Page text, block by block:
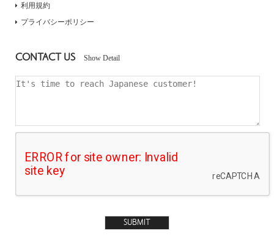
利用規約
プライバシーポリシー
CONTACT US Show Detail